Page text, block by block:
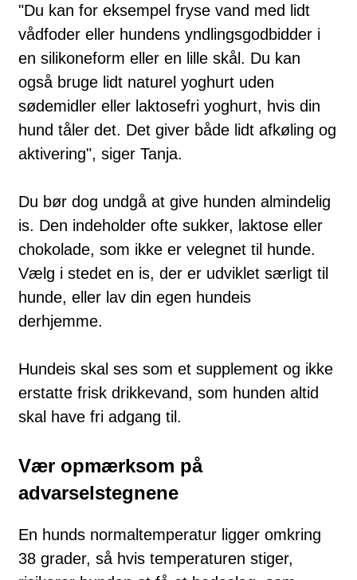
"Du kan for eksempel fryse vand med lidt
vådfoder eller hundens yndlingsgodbidder i
en silikoneform eller en lille skål. Du kan
også bruge lidt naturel yoghurt uden
sødemidler eller laktosefri yoghurt, hvis din
hund tåler det. Det giver både lidt afkøling og
aktivering", siger Tanja.
Du bør dog undgå at give hunden almindelig
is. Den indeholder ofte sukker, laktose eller
chokolade, som ikke er velegnet til hunde.
Vælg i stedet en is, der er udviklet særligt til
hunde, eller lav din egen hundeis
derhjemme.
Hundeis skal ses som et supplement og ikke
erstatte frisk drikkevand, som hunden altid
skal have fri adgang til.
Vær opmærksom på
advarselstegnene
En hunds normaltemperatur ligger omkring
38 grader, så hvis temperaturen stiger,